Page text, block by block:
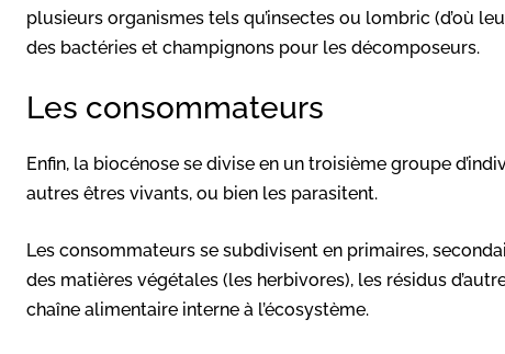
plusieurs organismes tels qu’insectes ou lombric (d’où
des bactéries et champignons pour les décomposeurs.
Les consommateurs
Enfin, la biocénose se divise en un troisième groupe
autres êtres vivants, ou bien les parasitent.
Les consommateurs se subdivisent en primaires,
des matières végétales (les herbivores), les résidus
chaîne alimentaire interne à l’écosystème.